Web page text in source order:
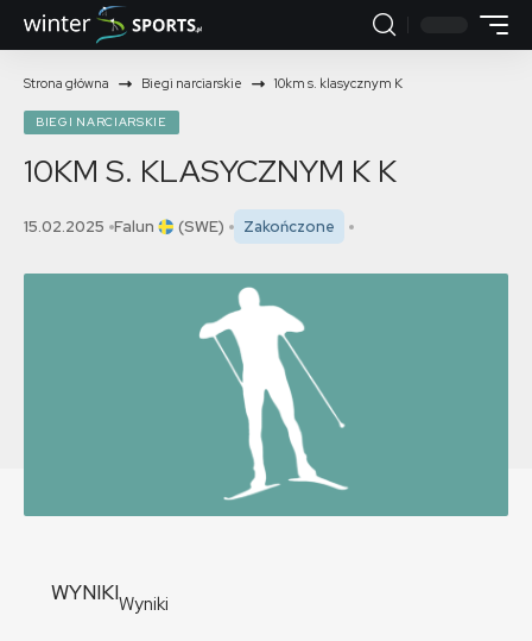
Strona główna Biegi narciarskie 10km s. klasycznym K
BIEGI NARCIARSKIE
10KM S. KLASYCZNYM K K
15.02.2025 Falun (SWE) Zakończone
WYNIKIWyniki